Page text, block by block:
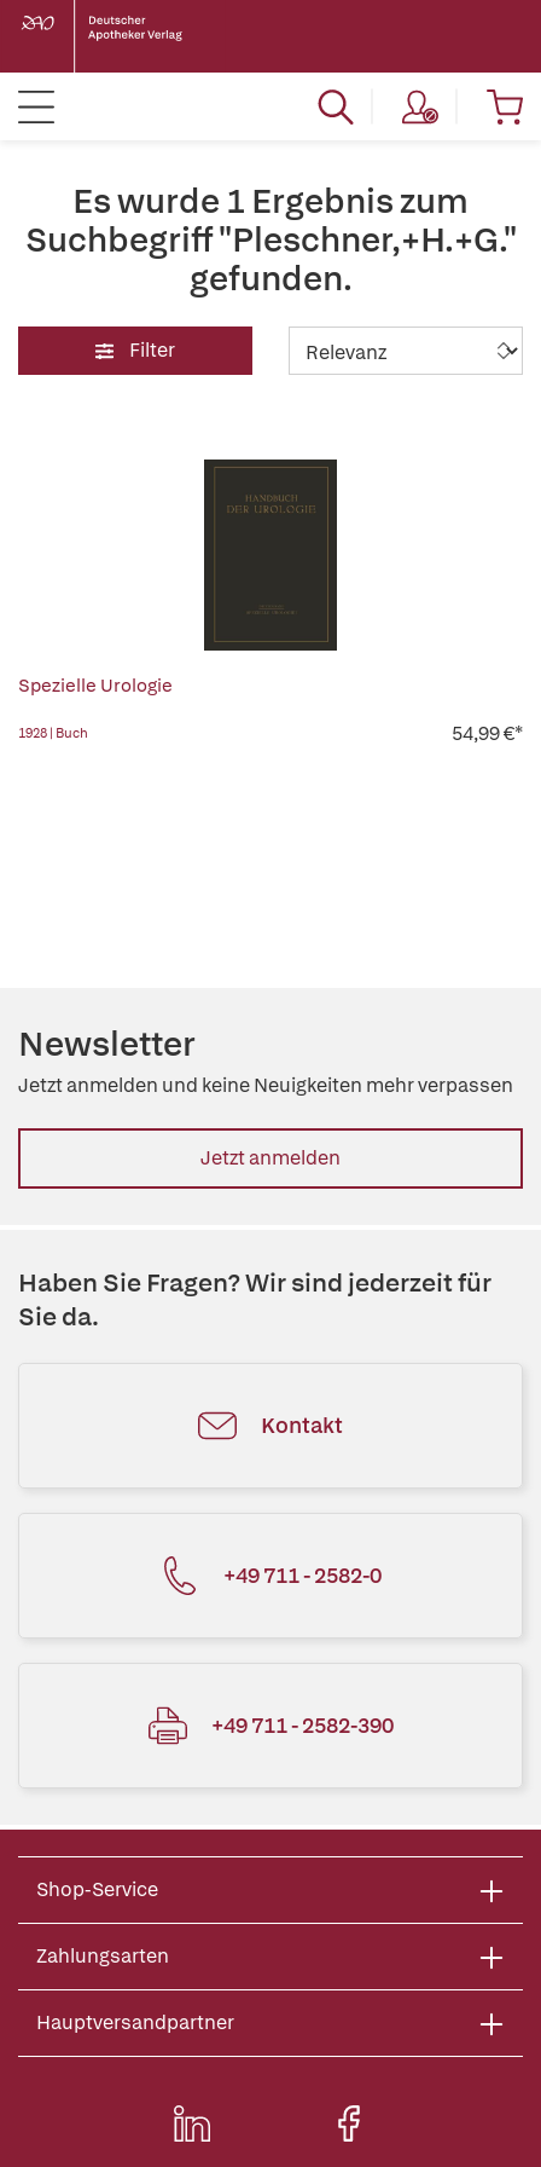
Es wurde 1 Ergebnis zum
Suchbegriff "Pleschner,+H.+G."
gefunden.
Filter
Spezielle Urologie
1928 | Buch 54,99 €*
Newsletter
Jetzt anmelden und keine Neuigkeiten mehr verpassen
Jetzt anmelden
Haben Sie Fragen? Wir sind jederzeit für
Sie da.
Kontakt
+49 711 - 2582-0
+49 711 - 2582-390
Shop-Service
Zahlungsarten
Hauptversandpartner